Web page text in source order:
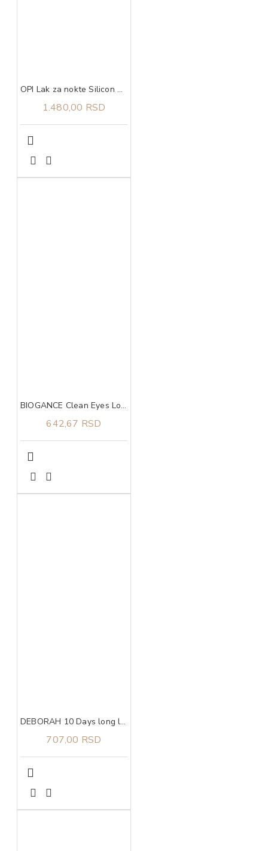
OPI Lak za nokte Silicon Valley Girl
1.480,00 RSD
BIOGANCE Clean Eyes Lotion 100ml, Losion za čišćenje predela oko očiju
642,67 RSD
DEBORAH 10 Days long lak za nokte 882
707,00 RSD